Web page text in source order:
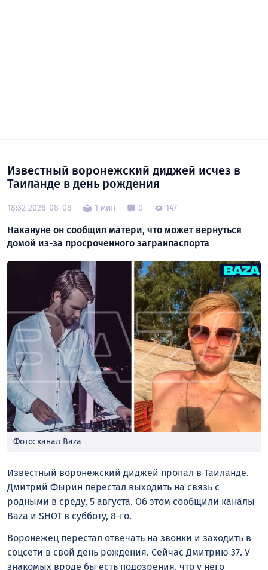
Известный воронежский диджей исчез в
Таиланде в день рождения
18:32 2026-08-08 1 мин 0 147
Накануне он сообщил матери, что может вернуться
домой из-за просроченного загранпаспорта
Фото: канал Baza
Известный воронежский диджей пропал в Таиланде.
Дмитрий Фырин перестал выходить на связь с
родными в среду, 5 августа. Об этом сообщили каналы
Baza и SHOT в субботу, 8-го.
Воронежец перестал отвечать на звонки и заходить в
соцсети в свой день рождения. Сейчас Дмитрию 37. У
знакомых вроде бы есть подозрения, что у него